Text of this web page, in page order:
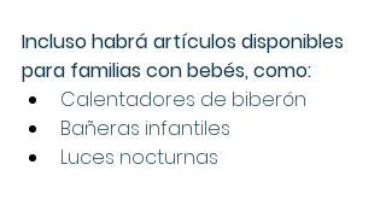
Incluso habrá artículos disponibles
para familias con bebés, como:
Calentadores de biberón
Bañeras infantiles
Luces nocturnas